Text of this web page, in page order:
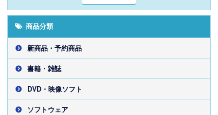
商品分類
新商品・予約商品
書籍・雑誌
DVD・映像ソフト
ソフトウェア